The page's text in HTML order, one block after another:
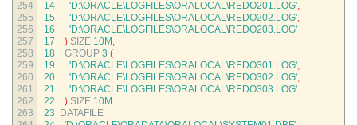
254
255
256
257
258
259
260
261
262
263
14
'D:\ORACLE\LOGFILES\ORALOCAL\REDO201.LOG',
15
'D:\ORACLE\LOGFILES\ORALOCAL\REDO202.LOG',
16
'D:\ORACLE\LOGFILES\ORALOCAL\REDO203.LOG'
17
) SIZE 10M ,
18
GROUP 3 (
19
'D:\ORACLE\LOGFILES\ORALOCAL\REDO301.LOG',
20
'D:\ORACLE\LOGFILES\ORALOCAL\REDO302.LOG',
21
'D:\ORACLE\LOGFILES\ORALOCAL\REDO303.LOG'
22
) SIZE 10M
23
DATAFILE